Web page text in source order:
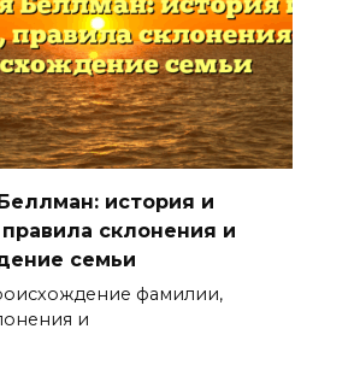
история и
склонения и
семьи
фамилии,
и